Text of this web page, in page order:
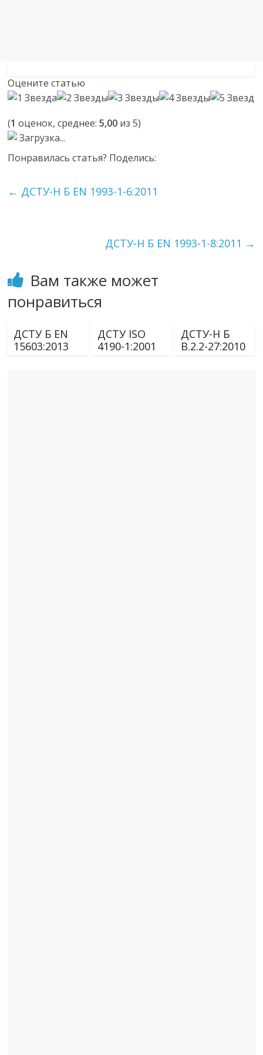
Оцените статью
(1 оценок, среднее:5,00 из 5)
Загрузка...
Понравилась статья? Поделись:
← ДСТУ-Н Б EN 1993-1-6:2011
ДСТУ-Н Б EN 1993-1-8:2011 →
Вам также может
понравиться
ДСТУ Б EN
15603:2013
ДСТУ ІSО
4190-1:2001
ДСТУ-Н Б
В.2.2-27:2010